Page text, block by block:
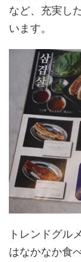
など、充実し
います。
トレンドグル
はなかなか食